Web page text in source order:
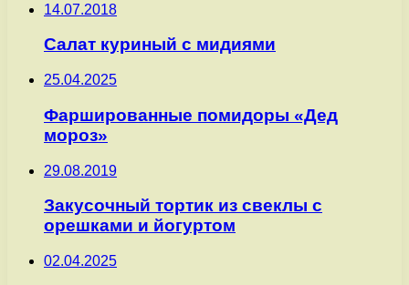
14.07.2018
Салат куриный с мидиями
25.04.2025
Фаршированные помидоры «Дед
мороз»
29.08.2019
Закусочный тортик из свеклы с
орешками и йогуртом
02.04.2025